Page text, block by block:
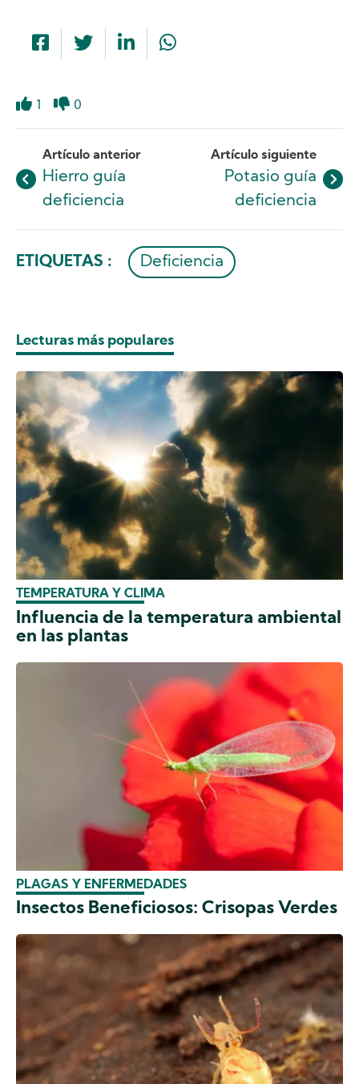
1 0
Artículo anterior
Hierro guía
deficiencia
Artículo siguiente
Potasio guía
deficiencia
ETIQUETAS : Deficiencia
Lecturas más populares
TEMPERATURA Y CLIMA
Influencia de la temperatura ambiental
en las plantas
PLAGAS Y ENFERMEDADES
Insectos Beneficiosos: Crisopas Verdes